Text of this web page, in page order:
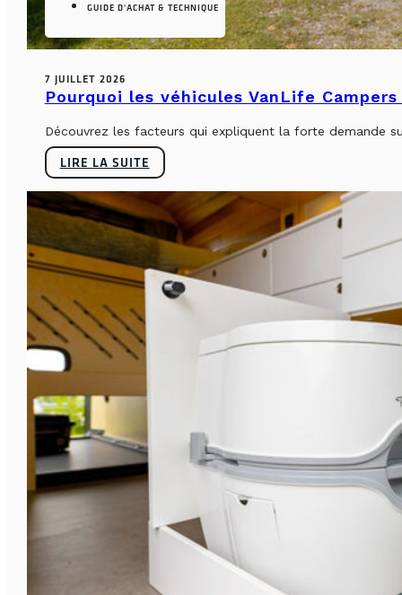
GUIDE D'ACHAT & TECHNIQUE
7 JUILLET 2026
Pourquoi les véhicules VanLife
Découvrez les facteurs qui expliquent la forte demande
LIRE LA SUITE